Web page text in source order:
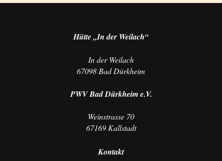
Hütte „In der Weilach“
In der Weilach
67098 Bad Dürkheim
PWV Bad Dürkheim e.V.
Weinstrasse 70
67169 Kallstadt
Kontakt